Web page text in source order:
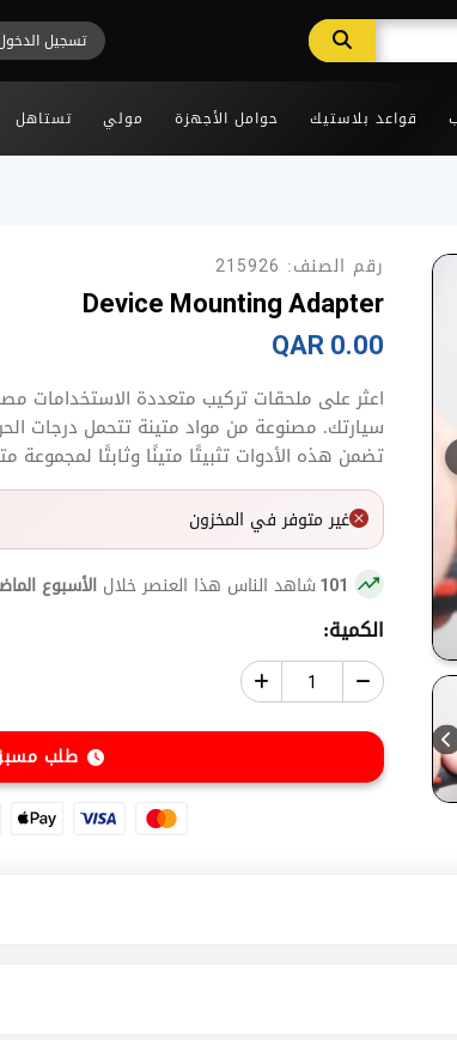
تسجيل
قواعد بلاستيك حوامل الأجهزة مولي تستاهل
رقم الصنف: 215926
Device Mounting Adapter
0.00 QAR
اعثر على ملحقات تركيب متعددة الاستخدامات
سيارتك. مصنوعة من مواد متينة تتحمل درجات
تضمن هذه الأدوات تثبيتًا متينًا وثابتًا لمجموعة
غير متوفر في المخزون
101 شاهد الناس هذا العنصر خلال الأسبوع
الكمية:
طلب